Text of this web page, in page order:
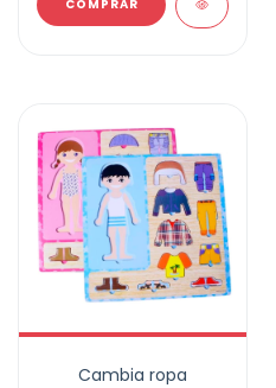
Cambia ropa